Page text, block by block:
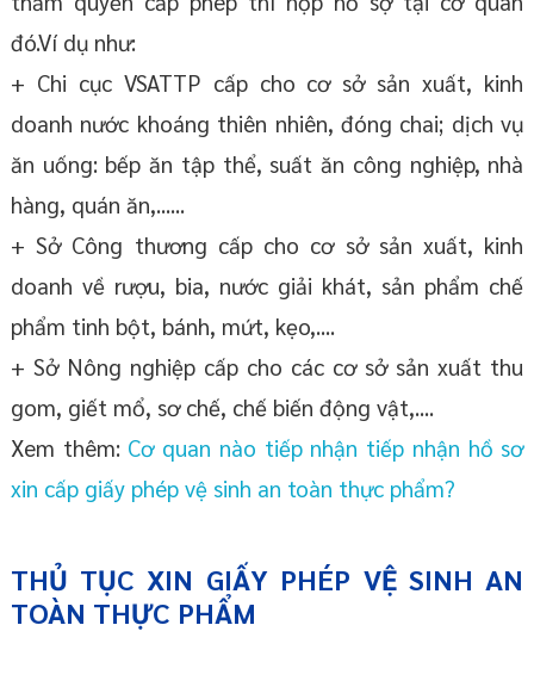
đó.Ví dụ như:
+ Chi cục VSATTP cấp cho cơ sở sản xuất, kinh
doanh nước khoáng thiên nhiên, đóng chai; dịch vụ
ăn uống: bếp ăn tập thể, suất ăn công nghiệp, nhà
hàng, quán ăn,......
+ Sở Công thương cấp cho cơ sở sản xuất, kinh
doanh về rượu, bia, nước giải khát, sản phẩm chế
phẩm tinh bột, bánh, mứt, kẹo,....
+ Sở Nông nghiệp cấp cho các cơ sở sản xuất thu
gom, giết mổ, sơ chế, chế biến động vật,....
Xem thêm: Cơ quan nào tiếp nhận tiếp nhận hồ sơ
xin cấp giấy phép vệ sinh an toàn thực phẩm?
THỦ TỤC XIN GIẤY PHÉP VỆ SINH AN
TOÀN THỰC PHẨM